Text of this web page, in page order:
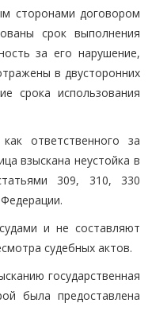
сторонами договором
срок выполнения
за его нарушение,
в двусторонних
срока использования
ответственного за
взыскана неустойка в
309, 310, 330
и не составляют
судебных актов.
государственная
была предоставлена